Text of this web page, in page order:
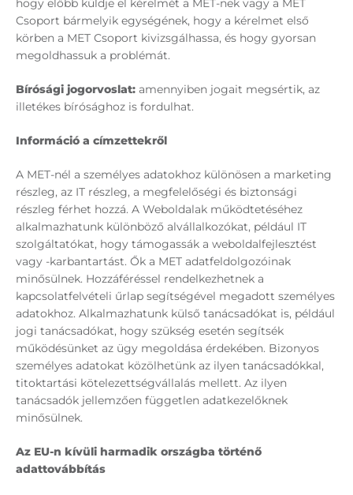
hogy előbb küldje el kérelmét a MET-nek vagy a MET
Csoport bármelyik egységének, hogy a kérelmet első
körben a MET Csoport kivizsgálhassa, és hogy gyorsan
megoldhassuk a problémát.
Bírósági jogorvoslat: amennyiben jogait megsértik, az
illetékes bírósághoz is fordulhat.
Információ a címzettekről
A MET-nél a személyes adatokhoz különösen a marketing
részleg, az IT részleg, a megfelelőségi és biztonsági
részleg férhet hozzá. A Weboldalak működtetéséhez
alkalmazhatunk különböző alvállalkozókat, például IT
szolgáltatókat, hogy támogassák a weboldalfejlesztést
vagy -karbantartást. Ők a MET adatfeldolgozóinak
minősülnek. Hozzáféréssel rendelkezhetnek a
kapcsolatfelvételi űrlap segítségével megadott személyes
adatokhoz. Alkalmazhatunk külső tanácsadókat is, például
jogi tanácsadókat, hogy szükség esetén segítsék
működésünket az ügy megoldása érdekében. Bizonyos
személyes adatokat közölhetünk az ilyen tanácsadókkal,
titoktartási kötelezettségvállalás mellett. Az ilyen
tanácsadók jellemzően független adatkezelőknek
minősülnek.
Az EU-n kívüli harmadik országba történő
adattovábbítás